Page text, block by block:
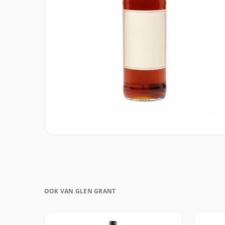
OOK VAN GLEN GRANT